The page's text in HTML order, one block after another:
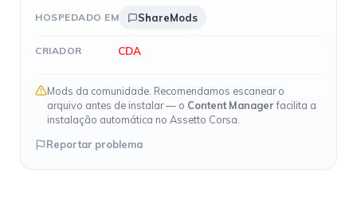
HOSPEDADO EM ShareMods
CRIADOR CDA
Mods da comunidade. Recomendamos escanear o
arquivo antes de instalar — o Content Managerfacilita a
instalação automática no Assetto Corsa.
Reportar problema